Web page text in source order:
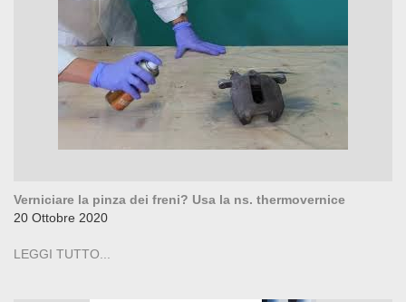
Verniciare la pinza dei freni? Usa la ns. thermovernice
20 Ottobre 2020
LEGGI TUTTO...